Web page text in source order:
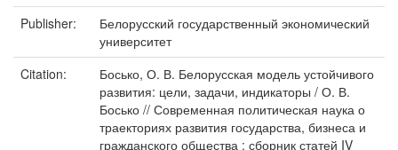
Publisher:
Белорусский государственный экономический
университет
Citation:
Босько, О. В. Белорусская модель устойчивого
развития: цели, задачи, индикаторы / О. В.
Босько // Современная политическая наука о
траекториях развития государства, бизнеса и
гражданского общества : сборник статей IV